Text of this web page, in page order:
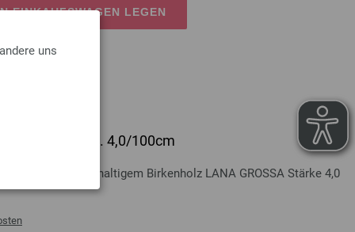
uns
EINKAUFSWAGEN LEGEN
Multicolor St. 4,0/100cm
aus nachhaltigem Birkenholz LANA GROSSA Stärke 4,0